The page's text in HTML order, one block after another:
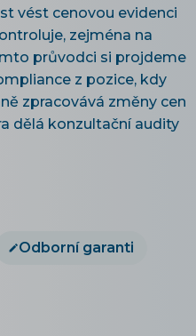
vést cenovou evidenci
zejména na
průvodci si projdeme
z pozice, kdy
zpracovává změny cen
dělá konzultační audity
Odborní garanti